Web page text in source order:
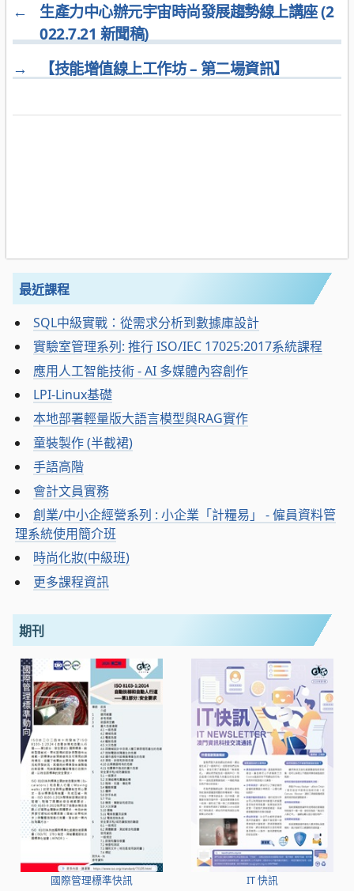
←
生產力中心辦元宇宙時尚發展趨勢線上講座 (2
022.7.21 新聞稿)
→
【技能增值線上工作坊 – 第二場資訊】
最近課程
SQL中級實戰：從需求分析到數據庫設計
實驗室管理系列: 推行 ISO/IEC 17025:2017系統課程
應用人工智能技術 - AI 多媒體內容創作
LPI-Linux基礎
本地部署輕量版大語言模型與RAG實作
童裝製作 (半截裙)
手語高階
會計文員實務
創業/中小企經營系列 : 小企業「計糧易」 - 僱員資料管
理系統使用簡介班
時尚化妝(中級班)
更多課程資訊
期刊
國際管理標準快訊 IT 快訊